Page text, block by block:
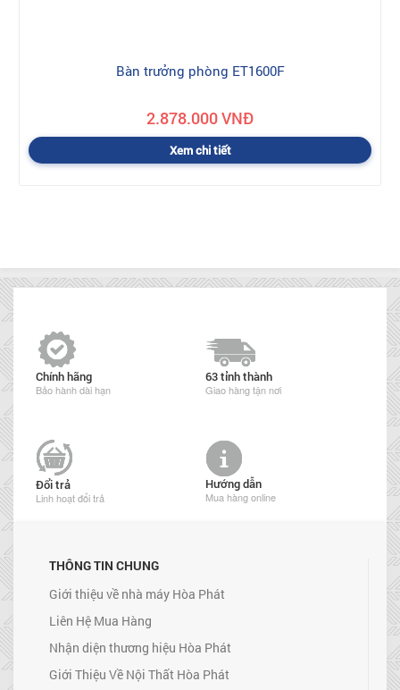
Bàn trưởng phòng ET1600F
2.878.000 VNĐ
Xem chi tiết
Chính hãng
Bảo hành dài hạn
63 tỉnh thành
Giao hàng tận nơi
Đổi trả
Linh hoạt đổi trả
Hướng dẫn
Mua hàng online
THÔNG TIN CHUNG
Giới thiệu về nhà máy Hòa Phát
Liên Hệ Mua Hàng
Nhận diện thương hiệu Hòa Phát
Giới Thiệu Về Nội Thất Hòa Phát